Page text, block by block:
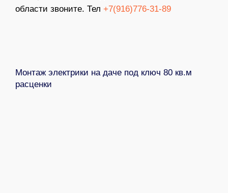
области звоните. Тел +7(916)776-31-89
Монтаж электрики на даче под ключ 80 кв.м
расценки